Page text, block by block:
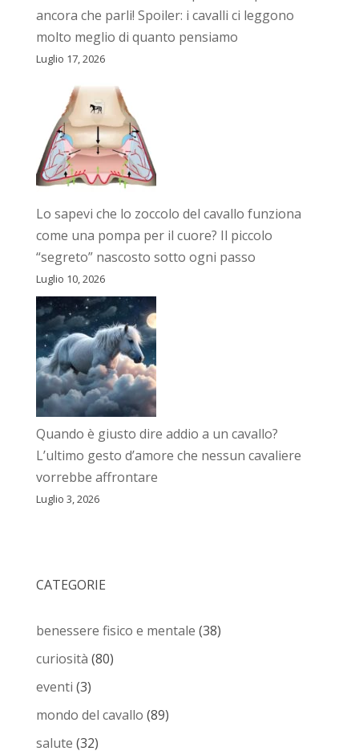
ancora che parli! Spoiler: i cavalli ci leggono
molto meglio di quanto pensiamo
Luglio 17, 2026
Lo sapevi che lo zoccolo del cavallo funziona
come una pompa per il cuore? Il piccolo
“segreto” nascosto sotto ogni passo
Luglio 10, 2026
Quando è giusto dire addio a un cavallo?
L’ultimo gesto d’amore che nessun cavaliere
vorrebbe affrontare
Luglio 3, 2026
CATEGORIE
benessere fisico e mentale (38)
curiosità (80)
eventi (3)
mondo del cavallo (89)
salute (32)